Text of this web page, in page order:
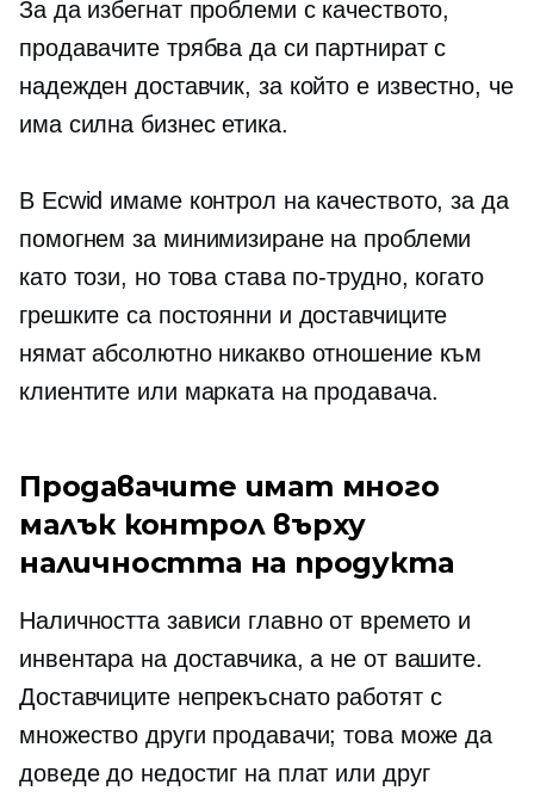
За да избегнат проблеми с качеството,
продавачите трябва да си партнират с
надежден доставчик, за който е известно, че
има силна бизнес етика.
В Ecwid имаме контрол на качеството, за да
помогнем за минимизиране на проблеми
като този, но това става по-трудно, когато
грешките са постоянни и доставчиците
нямат абсолютно никакво отношение към
клиентите или марката на продавача.
Продавачите имат много
малък контрол върху
наличността на продукта
Наличността зависи главно от времето и
инвентара на доставчика, а не от вашите.
Доставчиците непрекъснато работят с
множество други продавачи; това може да
доведе до недостиг на плат или друг